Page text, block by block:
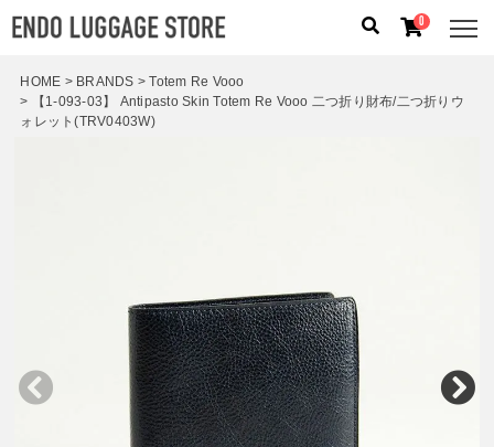
人気のキーワード：
容量から探す
泊数から探す
円 〜 円
0
HOME BRANDS
Totem Re Vooo
【1-093-03】 Antipasto Skin Totem Re Vooo 二つ折り財布/二つ折りウ
ォレット(TRV0403W)